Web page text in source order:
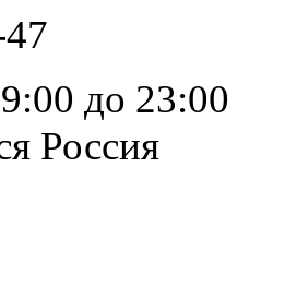
до 23:00
Россия